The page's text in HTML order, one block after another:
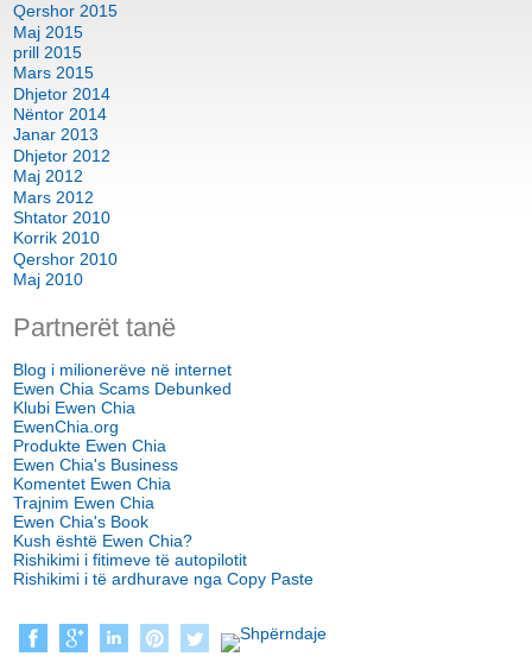
Qershor 2015
Maj 2015
prill 2015
Mars 2015
Dhjetor 2014
Nëntor 2014
Janar 2013
Dhjetor 2012
Maj 2012
Mars 2012
Shtator 2010
Korrik 2010
Qershor 2010
Maj 2010
Partnerët tanë
Blog i milionerëve në internet
Ewen Chia Scams Debunked
Klubi Ewen Chia
EwenChia.org
Produkte Ewen Chia
Ewen Chia's Business
Komentet Ewen Chia
Trajnim Ewen Chia
Ewen Chia's Book
Kush është Ewen Chia?
Rishikimi i fitimeve të autopilotit
Rishikimi i të ardhurave nga Copy Paste